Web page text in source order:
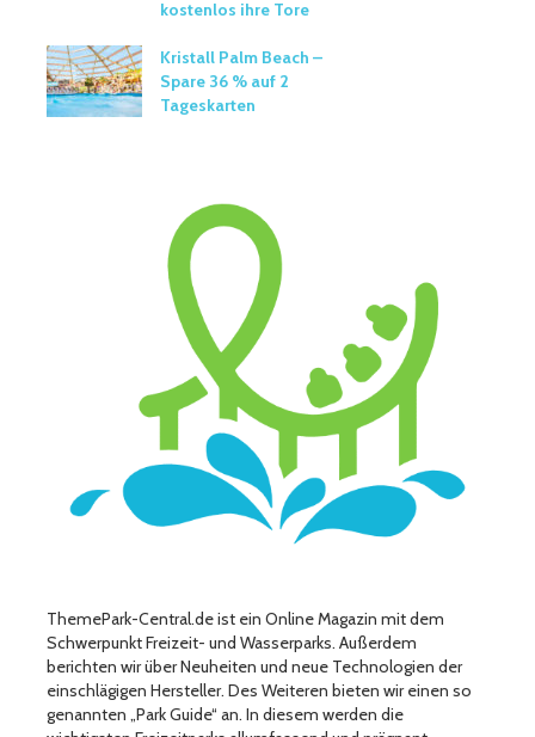
kostenlos ihre Tore
Kristall Palm Beach –
Spare 36 % auf 2
Tageskarten
ThemePark-Central.de ist ein Online Magazin mit dem
Schwerpunkt Freizeit- und Wasserparks. Außerdem
berichten wir über Neuheiten und neue Technologien der
einschlägigen Hersteller. Des Weiteren bieten wir einen so
genannten „Park Guide“ an. In diesem werden die